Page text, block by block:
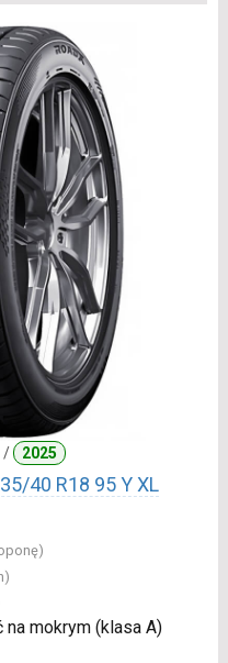
/ 2025
40 R18 95 Y XL
mokrym (klasa A)